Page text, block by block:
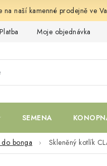
na naší kamenné prodejně ve
Moje objednávka
SEMENA
bonga Skleněný kotlík